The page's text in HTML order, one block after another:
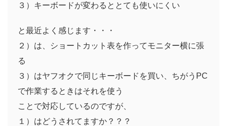
３）キーボードが変わるととても使いにくい
と最近よく感じます・・・
２）は、ショートカット表を作ってモニター横に張
る
３）はヤフオクで同じキーボードを買い、ちがうPC
で作業するときはそれを使う
ことで対応しているのですが、
１）はどうされてますか？？？